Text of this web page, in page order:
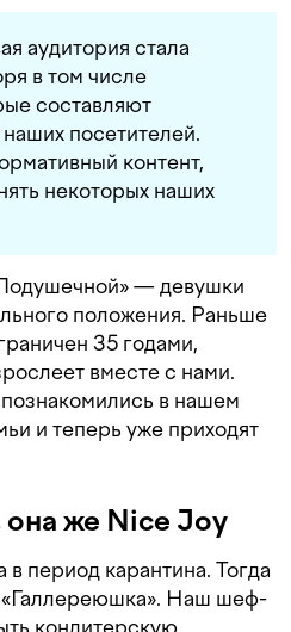
аудитория стала
в том числе
составляют
посетителей.
контент,
некоторых наших
— девушки
положения. Раньше
35 годами,
вместе с нами.
в нашем
и теперь уже приходят
же Nice Joy
в период карантина. Тогда
«Галлереюшка». Наш шеф-